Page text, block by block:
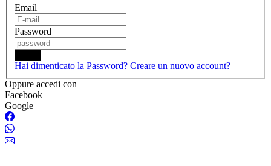
Email
Password
Hai dimenticato la Password? Creare un nuovo account?
Oppure accedi con
Facebook
Google